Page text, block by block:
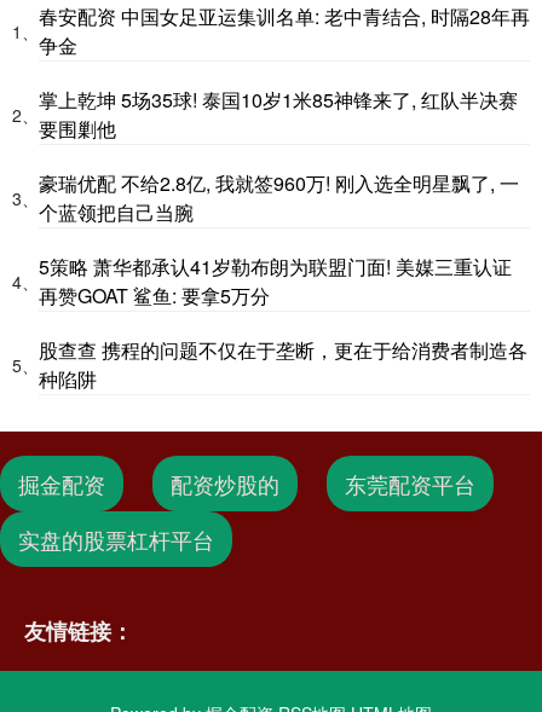
1、
春安配资 中国女足亚运集训名单: 老中青结合, 时隔28年再
争金
2、
掌上乾坤 5场35球! 泰国10岁1米85神锋来了, 红队半决赛
要围剿他
3、
豪瑞优配 不给2.8亿, 我就签960万! 刚入选全明星飘了, 一
个蓝领把自己当腕
4、
5策略 萧华都承认41岁勒布朗为联盟门面! 美媒三重认证
再赞GOAT 鲨鱼: 要拿5万分
5、
股查查 携程的问题不仅在于垄断，更在于给消费者制造各
种陷阱
掘金配资 配资炒股的
东莞配资平台
实盘的股票杠杆平台
友情链接：